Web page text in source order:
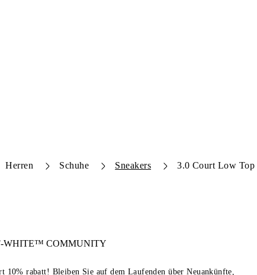
Herren Schuhe Sneakers 3.0 Court Low Top
WHITE™ COMMUNITY
10% rabatt! Bleiben Sie auf dem Laufenden über Neuankünfte,